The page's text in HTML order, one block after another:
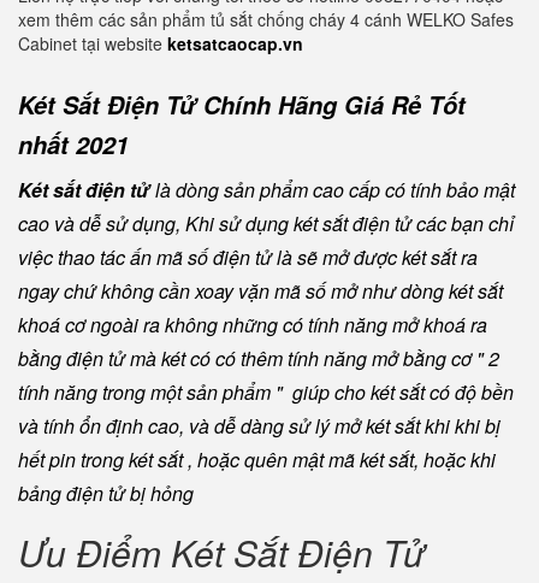
xem thêm các sản phẩm tủ sắt chống cháy 4 cánh WELKO Safes
Cabinet tại website ketsatcaocap.vn
Két Sắt Điện Tử Chính Hãng Giá Rẻ Tốt
nhất 2021
Két sắt điện tửlà dòng sản phẩm cao cấp có tính bảo mật
cao và dễ sử dụng, Khi sử dụng két sắt điện tử các bạn chỉ
việc thao tác ấn mã số điện tử là sẽ mở được két sắt ra
ngay chứ không cần xoay vặn mã số mở như dòng két sắt
khoá cơ ngoài ra không những có tính năng mở khoá ra
bằng điện tử mà két có có thêm tính năng mở bằng cơ " 2
tính năng trong một sản phẩm " giúp cho két sắt có độ bền
và tính ổn định cao, và dễ dàng sử lý mở két sắt khi khi bị
hết pin trong két sắt , hoặc quên mật mã két sắt, hoặc khi
bảng điện tử bị hỏng
Ưu Điểm Két Sắt Điện Tử